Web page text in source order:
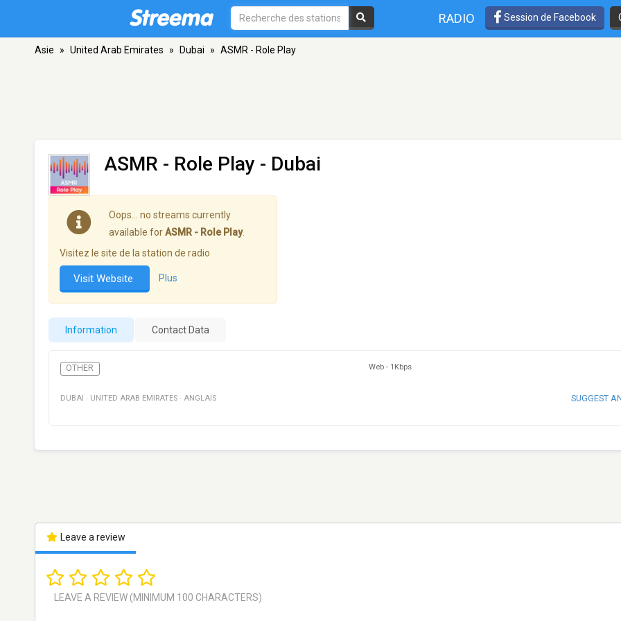
RADIO Session de Facebook
Asie » United Arab Emirates » Dubai » ASMR - Role Play
ASMR - Role Play - Dubai
Oops… no streams currently
available forASMR - Role Play.
Visitez le site de la station de radio
Visit Website Plus
Information Contact Data
OTHER Web - 1Kbps
DUBAI · UNITED ARAB EMIRATES · ANGLAIS SUGGEST
Leave a review